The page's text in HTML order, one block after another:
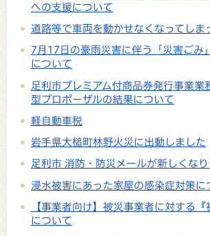
への支援について
道路等で車両を動かせなくなってしま
7月17日の豪雨災害に伴う「災害ごみ
について
足利市プレミアム付商品券発行事業業
型プロポーザルの結果について
軽自動車税
岩手県大槌町林野火災に出動しました
足利市 消防・防災メールが新しくなり
浸水被害にあった家屋の感染症対策に
【事業者向け】被災事業者に対する
について